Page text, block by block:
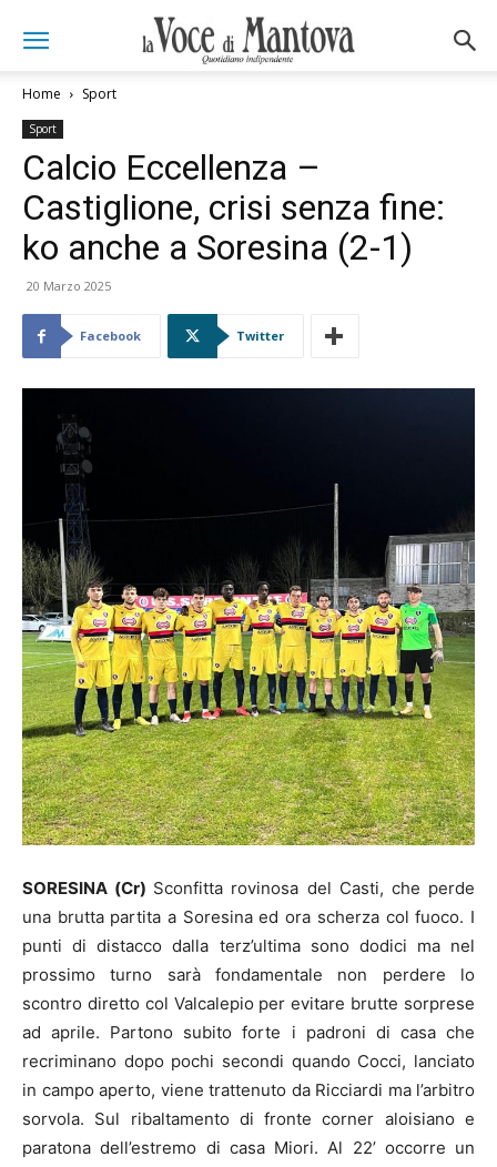
Home Sport
Sport
Calcio Eccellenza –
Castiglione, crisi senza fine:
ko anche a Soresina (2-1)
20 Marzo 2025
Facebook Twitter
SORESINA (Cr) Sconfitta rovinosa del Casti, che perde
una brutta partita a Soresina ed ora scherza col fuoco. I
punti di distacco dalla terz’ultima sono dodici ma nel
prossimo turno sarà fondamentale non perdere lo
scontro diretto col Valcalepio per evitare brutte sorprese
ad aprile. Partono subito forte i padroni di casa che
recriminano dopo pochi secondi quando Cocci, lanciato
in campo aperto, viene trattenuto da Ricciardi ma l’arbitro
sorvola. Sul ribaltamento di fronte corner aloisiano e
paratona dell’estremo di casa Miori. Al 22’ occorre un